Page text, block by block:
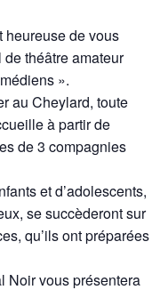
heureuse de vous
théâtre amateur
».
au Cheylard, toute
à partir de
de 3 compagnies
et d’adolescents,
se succèderont sur
qu’ils ont préparées
Noir vous présentera